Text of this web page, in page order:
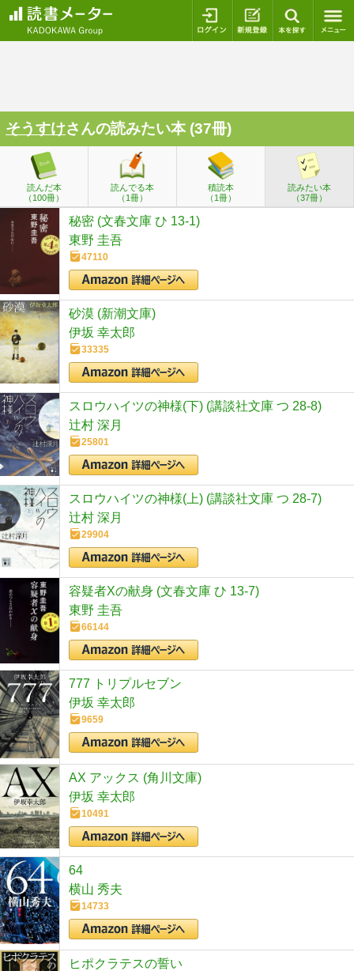
ログイン 新規登録
そうすけさんの読みたい本 (37冊)
読んだ本
（100冊）
読んでる本
（1冊）
積読本
（1冊）
読みたい本
（37冊）
秘密 (文春文庫 ひ 13-1)
東野 圭吾
47110
砂漠 (新潮文庫)
伊坂 幸太郎
33335
スロウハイツの神様(下) (講談社文庫 つ 28-8)
辻村 深月
25801
スロウハイツの神様(上) (講談社文庫 つ 28-7)
辻村 深月
29904
容疑者Xの献身 (文春文庫 ひ 13-7)
東野 圭吾
66144
777 トリプルセブン
伊坂 幸太郎
9659
AX アックス (角川文庫)
伊坂 幸太郎
10491
64
横山 秀夫
14733
ヒポクラテスの誓い